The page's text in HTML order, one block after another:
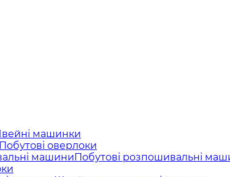
машинки
Побутові оверлоки
Побутові розпошивальні